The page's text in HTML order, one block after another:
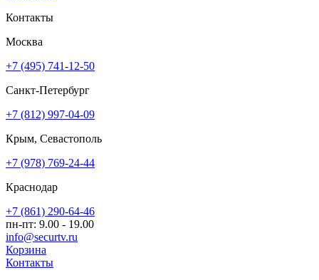
Контакты
Москва
+7 (495) 741-12-50
Санкт-Петербург
+7 (812) 997-04-09
Крым, Севастополь
+7 (978) 769-24-44
Краснодар
+7 (861) 290-64-46
пн-пт: 9.00 - 19.00
info@securtv.ru
Корзина
Контакты